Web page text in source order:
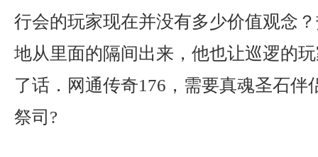
行会的玩家现在并没有多少价值观念
地从里面的隔间出来，他也让巡逻的
了话．网通传奇176，需要真魂圣石伴
祭司?